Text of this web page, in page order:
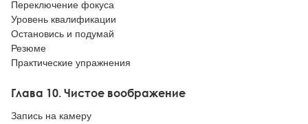
Переключение фокуса
Уровень квалификации
Остановись и подумай
Резюме
Практические упражнения
Глава 10. Чистое воображение
Запись на камеру